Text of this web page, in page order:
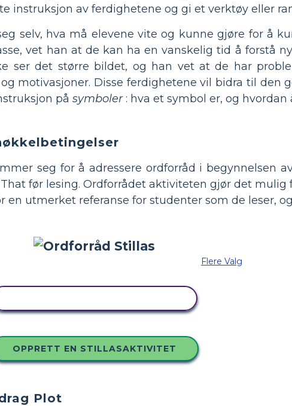
instruksjon av ferdighetene og gi et verktøy eller
selv, hva må elevene vite og kunne gjøre for å
vet han at de kan ha en vanskelig tid å forstå
ser det større bildet, og han vet at de har
motivasjoner. Disse ferdighetene vil bidra til den
på symboler: hva et symbol er, og hvordan
seg for å adressere ordforråd i begynnelsen
før lesing. Ordforrådet aktiviteten gjør det
en utmerket referanse for studenter som de leser,
Flere Valg
OPPRETT EN STILLASAKTIVITET
Plot